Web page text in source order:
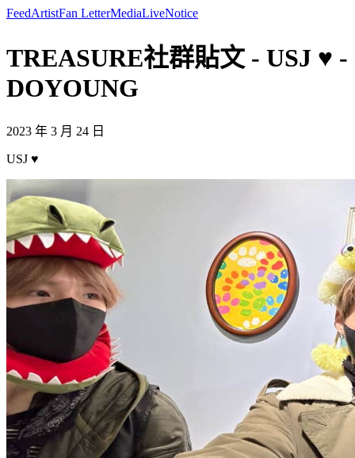
FeedArtistFan LetterMediaLiveNotice
TREASURE社群貼文 - USJ ♥️ -
DOYOUNG
2023 年 3 月 24 日
USJ ♥️